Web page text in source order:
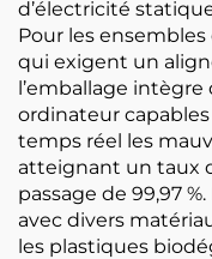
d’électricité
Pour les
qui exigent un
l’emballage
ordinateur
temps réel les
atteignant un taux
passage de 99,97
avec divers
les plastiques